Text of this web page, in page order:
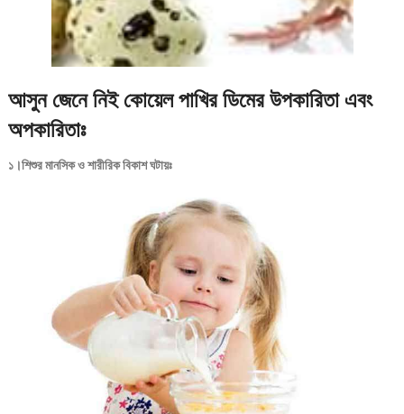
আসুন জেনে নিই কোয়েল পাখির ডিমের উপকারিতা এবং
অপকারিতাঃ
১।শিশুর মানসিক ও শারীরিক বিকাশ ঘটায়ঃ